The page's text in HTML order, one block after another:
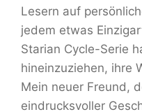
Lesern auf
jedem etwas
Starian Cycle-Serie
hineinzuziehen, ihre
Mein neuer Freund,
eindrucksvoller